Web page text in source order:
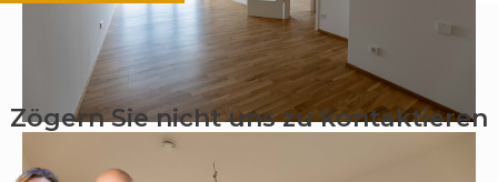
Zögern Sie nicht uns zu kontaktieren